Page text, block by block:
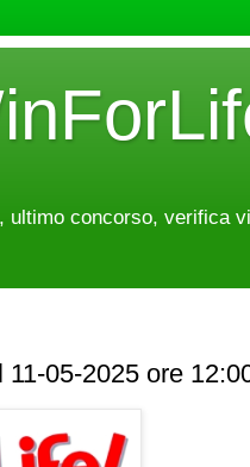
ultimo concorso, verifica
05-2025 ore